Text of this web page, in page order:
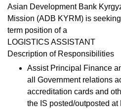
Asian Development Bank
Mission (ADB KYRM) is
term position of a
LOGISTICS ASSISTANT
Description of Responsibilities
Assist Principal Finance
all Government relations
accreditation cards and
the IS posted/outposted